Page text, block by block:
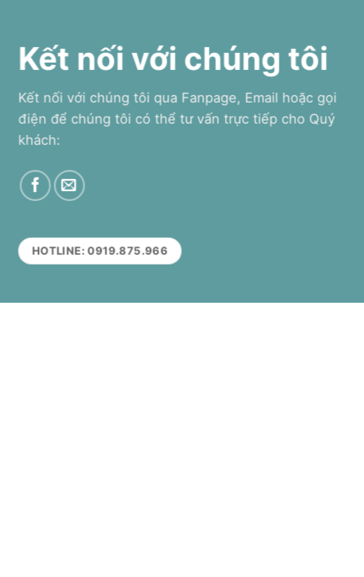
Kết nối với chúng tôi
Kết nối với chúng tôi qua Fanpage, Email hoặc gọi
điện để chúng tôi có thể tư vấn trực tiếp cho Quý
khách:
HOTLINE: 0919.875.966